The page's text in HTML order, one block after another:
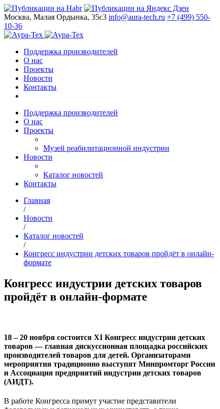
Москва, Малая Ордынка, 35с3 info@aura-tech.ru +7 (499) 550-
10-36
Поддержка производителей
О нас
Проекты
Новости
Контакты
Поддержка производителей
О нас
Проекты
Музей реабилитационной индустрии
Новости
Каталог новостей
Контакты
Главная
/
Новости
/
Каталог новостей
/
Конгресс индустрии детских товаров пройдёт в онлайн-
формате
Конгресс индустрии детских товаров
пройдёт в онлайн-формате
18 – 20 ноября состоится XI Конгресс индустрии детских
товаров—главная дискуссионная площадка российских
производителей товаров для детей. Организаторами
мероприятия традиционно выступят Минпромторг России
и Ассоциация предприятий индустрии детских товаров
(АИДТ).
В работе Конгресса примут участие представители